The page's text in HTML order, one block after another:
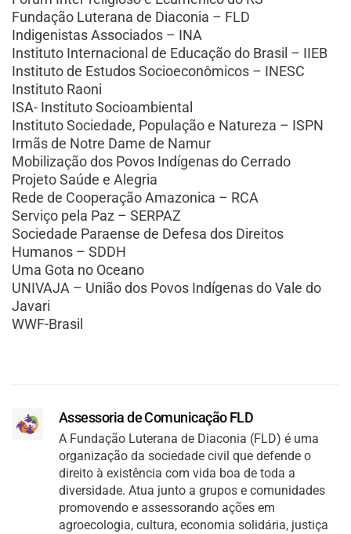
Fundação Luterana de Diaconia – FLD
Indigenistas Associados – INA
Instituto Internacional de Educação do Brasil – IIEB
Instituto de Estudos Socioeconômicos – INESC
Instituto Raoni
ISA- Instituto Socioambiental
Instituto Sociedade, População e Natureza – ISPN
Irmãs de Notre Dame de Namur
Mobilização dos Povos Indígenas do Cerrado
Projeto Saúde e Alegria
Rede de Cooperação Amazonica – RCA
Serviço pela Paz – SERPAZ
Sociedade Paraense de Defesa dos Direitos
Humanos – SDDH
Uma Gota no Oceano
UNIVAJA – União dos Povos Indígenas do Vale do
Javari
WWF-Brasil
Assessoria de Comunicação FLD
A Fundação Luterana de Diaconia (FLD) é uma
organização da sociedade civil que defende o
direito à existência com vida boa de toda a
diversidade. Atua junto a grupos e comunidades
promovendo e assessorando ações em
agroecologia, cultura, economia solidária, justiça